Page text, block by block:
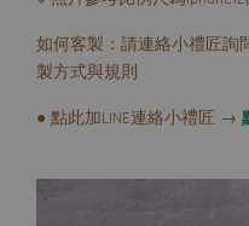
如何客製：請連絡小禮匠詢
製方式與規則
● 點此加LINE連絡小禮匠 →